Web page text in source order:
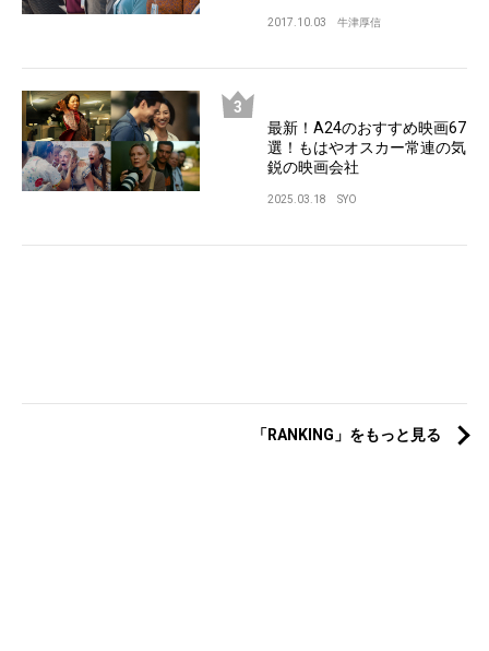
2017.10.03 牛津厚信
最新！A24のおすすめ映画67
選！もはやオスカー常連の気
鋭の映画会社
2025.03.18 SYO
「RANKING」をもっと見る